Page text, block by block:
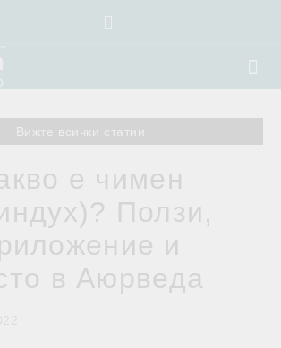
Вижте всички статии
е чимен
Ползи,
и
в Аюрведа